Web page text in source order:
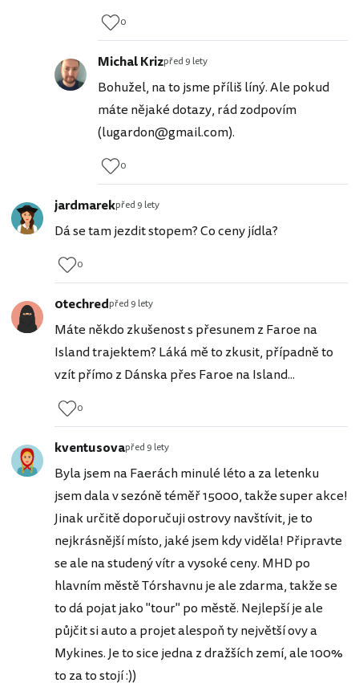
0
Michal Krizpřed 9 lety
Bohužel, na to jsme příliš líný. Ale pokud
máte nějaké dotazy, rád zodpovím
(lugardon@gmail.com).
0
jardmarekpřed 9 lety
Dá se tam jezdit stopem? Co ceny jídla?
0
0techredpřed 9 lety
Máte někdo zkušenost s přesunem z Faroe na
Island trajektem? Láká mě to zkusit, případně to
vzít přímo z Dánska přes Faroe na Island...
0
kventusovapřed 9 lety
Byla jsem na Faerách minulé léto a za letenku
jsem dala v sezóně téměř 15000, takže super akce!
Jinak určitě doporučuji ostrovy navštívit, je to
nejkrásnější místo, jaké jsem kdy viděla! Připravte
se ale na studený vítr a vysoké ceny. MHD po
hlavním městě Tórshavnu je ale zdarma, takže se
to dá pojat jako "tour" po městě. Nejlepší je ale
půjčit si auto a projet alespoň ty největší ovy a
Mykines. Je to sice jedna z dražších zemí, ale 100%
to za to stojí :))